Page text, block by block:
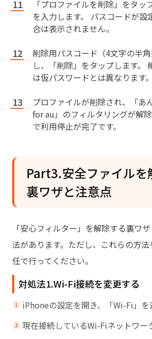
「プロファイルを削除」をタッ
を入力します。 パスコードが設
合は表示されません。
削除用パスコード（4文字の半
し、「削除」をタップします。
は仮パスワードとは異なります。
プロファイルが削除され、「あ
for au」のフィルタリングが解
で利用停止が完了です。
Part3.安全ファイルを
裏ワザと注意点
「安心フィルター」を解除する裏ワ
法があります。ただし、これらの方
任で行ってください。
対処法1.Wi-Fi接続を変更する
iPhoneの設定を開き、「Wi-Fi」を
現在接続しているWi-Fiネットワー